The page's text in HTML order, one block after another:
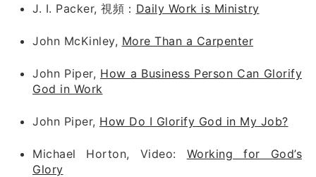
J. I. Packer, 視頻： Daily Work is Ministry
John McKinley, More Than a Carpenter
John Piper, How a Business Person Can Glorify
God in Work
John Piper, How Do I Glorify God in My Job?
Michael Horton, Video: Working for God’s
Glory